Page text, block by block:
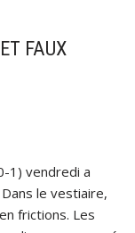
FAUX
1) vendredi a
le vestiaire,
frictions. Les